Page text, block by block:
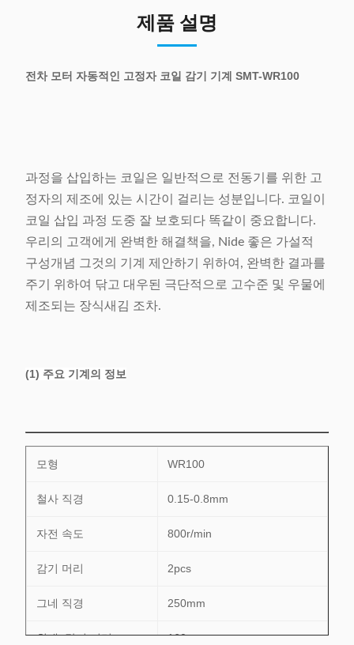
제품 설명
전차 모터 자동적인 고정자 코일 감기 기계 SMT-WR100
과정을 삽입하는 코일은 일반적으로 전동기를 위한 고
정자의 제조에 있는 시간이 걸리는 성분입니다. 코일이
코일 삽입 과정 도중 잘 보호되다 똑같이 중요합니다.
우리의 고객에게 완벽한 해결책을, Nide 좋은 가설적
구성개념 그것의 기계 제안하기 위하여, 완벽한 결과를
주기 위하여 닦고 대우된 극단적으로 고수준 및 우물에
제조되는 장식새김 조차.
(1) 주요 기계의 정보
모형 WR100
철사 직경 0.15-0.8mm
자전 속도 800r/min
감기 머리 2pcs
그네 직경 250mm
최대. 감기 거리 160mm